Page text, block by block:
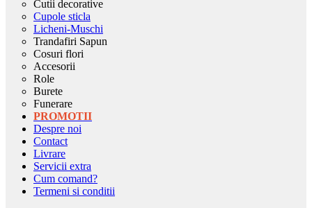
Cutii decorative
Cupole sticla
Licheni-Muschi
Trandafiri Sapun
Cosuri flori
Accesorii
Role
Burete
Funerare
PROMOTII
Despre noi
Contact
Livrare
Servicii extra
Cum comand?
Termeni si conditii